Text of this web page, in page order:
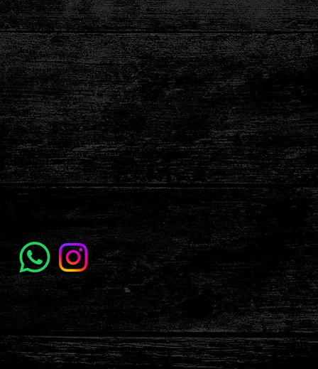
Contact
+34 685 195 956
Mail
labolatattooandpiercing@gmail.com
Adresse
Carrer de les Ramelleres, 5, Ciutat Vella,
08001 Barcelone, Espagne
Suivez-nous
Conditions générales
politique de confidentialité
Déclaration d'accessibilité